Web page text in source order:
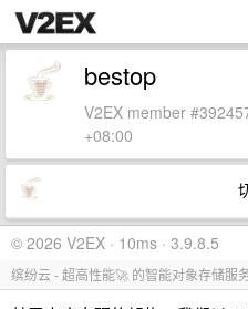
bestop
V2EX member
+08:00
© 2026 V2EX · 10ms · 3.9.8.5
缤纷云 - 超高性能🚀 的智能对象存储服